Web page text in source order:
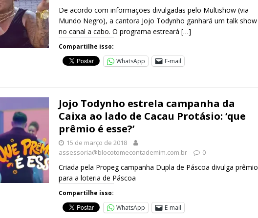
De acordo com informações divulgadas pelo Multishow (via
Mundo Negro), a cantora Jojo Todynho ganhará um talk show
no canal a cabo. O programa estreará […]
Compartilhe isso:
WhatsApp
E-mail
Jojo Todynho estrela campanha da
Caixa ao lado de Cacau Protásio: ‘que
prêmio é esse?’
15 de março de 2018
assessoria@blocotomecontademim.com.br
0
Criada pela Propeg campanha Dupla de Páscoa divulga prêmio
para a loteria de Páscoa
Compartilhe isso:
WhatsApp
E-mail